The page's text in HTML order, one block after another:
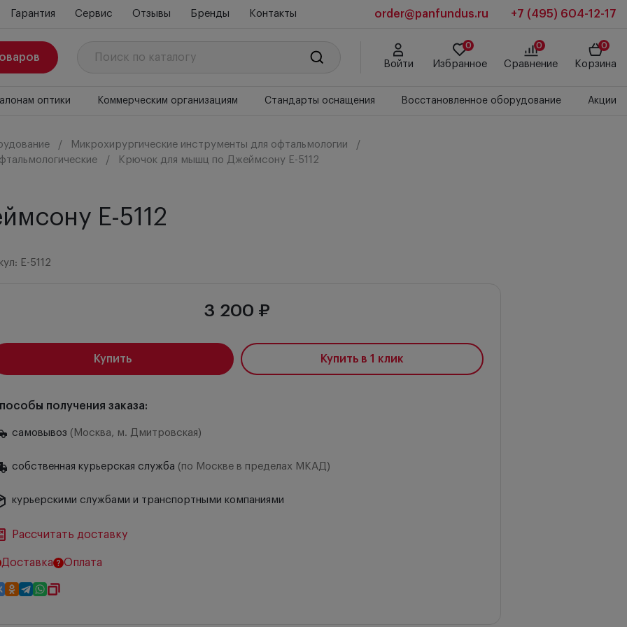
Гарантия Сервис Отзывы Бренды Контакты order@panfundus.ru +7 (495) 604-12-17
Войти
0
Избранное
0
Сравнение
0
Корзина
оптики Коммерческим организациям Стандарты оснащения Восстановленное оборудование Акции
Микрохирургические инструменты для офтальмологии
Крючок для мышц по Джеймсону E-5112
E-5112
E-5112
3 200 ₽
Купить Купить в 1 клик
получения заказа:
самовывоз (Москва, м. Дмитровская)
собственная курьерская служба (по Москве в пределах МКАД)
курьерскими службами и транспортными компаниями
Рассчитать доставку
Доставка Оплата